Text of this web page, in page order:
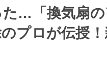
…「換気扇
プロが伝授